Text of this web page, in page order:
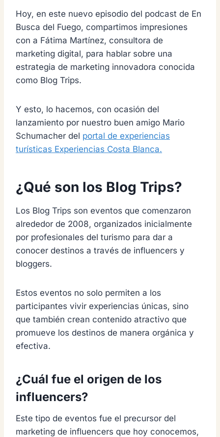
Hoy, en este nuevo episodio del podcast de En
Busca del Fuego, compartimos impresiones
con a Fátima Martínez, consultora de
marketing digital, para hablar sobre una
estrategia de marketing innovadora conocida
como Blog Trips.
Y esto, lo hacemos, con ocasión del
lanzamiento por nuestro buen amigo Mario
Schumacher del portal de experiencias
turísticas Experiencias Costa Blanca.
¿Qué son los Blog Trips?
Los Blog Trips son eventos que comenzaron
alrededor de 2008, organizados inicialmente
por profesionales del turismo para dar a
conocer destinos a través de influencers y
bloggers.
Estos eventos no solo permiten a los
participantes vivir experiencias únicas, sino
que también crean contenido atractivo que
promueve los destinos de manera orgánica y
efectiva.
¿Cuál fue el origen de los
influencers?
Este tipo de eventos fue el precursor del
marketing de influencers que hoy conocemos,